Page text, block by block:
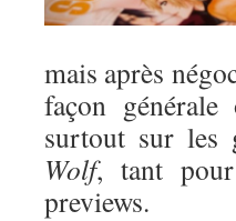
mais après
façon
surtout sur les
Wolf, tant
previews.